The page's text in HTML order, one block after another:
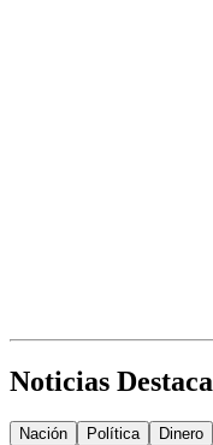
Noticias
Nación Política Dinero